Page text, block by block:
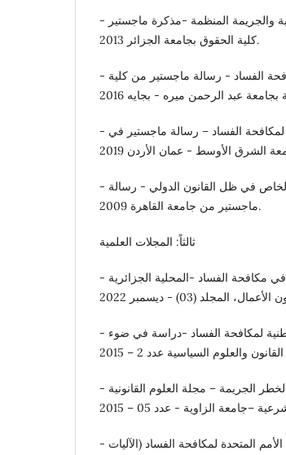
- فنور رحاسبين: المنظمة الدولية للشرطة الجنائية والجريمة المنظمة -مذكرة ماجستير
كلية الحقوق بجامعة الجزائر 2013.
- قاجي جنات: دور المنظمات الدولية في مكافحة الفساد - رسالة ماجستير من كلية
- محمد حسين سعيد: وسائل التعاون الدولي لمكافحة الفساد – رسالة ماجستير في
- هشام احمد محمد: مكافحة الفساد في القطاع الخاص في ظل القانون الدولي - رسالة
ماجستير من جامعة القاهرة 2009.
ثالثاً: المجلات العلمية
- أبو رزام رمزي: دور المؤسسات المالية الدولية في مكافحة الفساد -المحلية الجزائرية
- بن عيسى أحمد: الآليات القانونية الدولية والوطنية لمكافحة الفساد -دراسة في ضوء
- شعبان ابو عجيله عصار: الرصيد المبكر لخطر الجريمة – مجلة العلوم القانونية
- فايزة هوام: استرداد العائدات في اتفاقية الأمم المتحدة لمكافحة الفساد (الآليات